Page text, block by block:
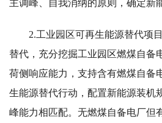
主调峰、自我消纳的原则，确定新
2.工业园区可再生能源替代项
替代，充分挖掘工业园区燃煤自备
荷侧响应能力，支持含有燃煤自备
生能源替代行动，配置新能源装机
峰能力相匹配。无燃煤自备电厂但